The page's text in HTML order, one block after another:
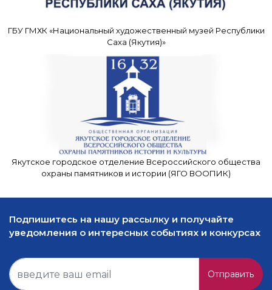
ГБУ ГМХК «Национальный художественный музей Республики
Саха (Якутия)»
Якутское городское отделение Всероссийского общества
охраны памятников и истории (ЯГО ВООПИК)
Подпишитесь на нашу рассылку и получайте
уведомления о интересных событиях и конкурсах
Отправить